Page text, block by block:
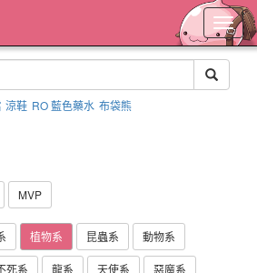
主
選
單
涼鞋 RO 藍色藥水 布袋熊
MVP
植物系 昆蟲系 動物系
死系 龍系 天使系 惡魔系